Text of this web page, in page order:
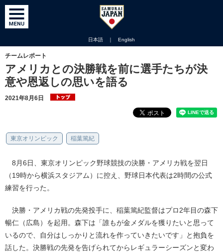
日本語 ｜ English
チームレポート
アメリカとの決勝戦を前に選手たちが決
意や恩返しの思いを語る
2021年8月6日
東京オリンピック 稲葉篤紀
8月6日、東京オリンピック野球競技の決勝・アメリカ戦を翌日
（19時から横浜スタジアム）に控え、野球日本代表は2時間の公式
練習を行った。
決勝・アメリカ戦の先発投手に、稲葉篤紀監督はプロ2年目の森下
暢仁（広島）を起用。森下は「誰もが金メダルを獲りたいと思って
いるので、自分はしっかりと流れを作っていきたいです」と抱負を
話した。決勝戦の先発を告げられてからレギュラーシーズンと変わ